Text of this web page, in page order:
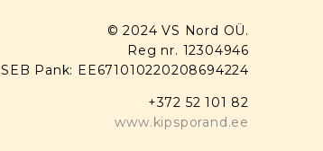
© 2024 VS Nord OÜ.
Reg nr. 12304946
SEB Pank: EE671010220208694224
+372 52 101 82
www.kipsporand.ee